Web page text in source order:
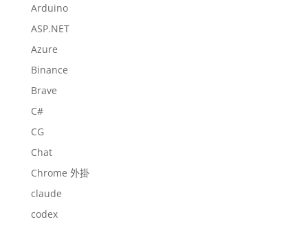
Arduino
ASP.NET
Azure
Binance
Brave
C#
CG
Chat
Chrome 外掛
claude
codex